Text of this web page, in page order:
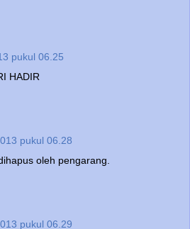
pukul 06.25
HADIR
pukul 06.28
oleh pengarang.
pukul 06.29